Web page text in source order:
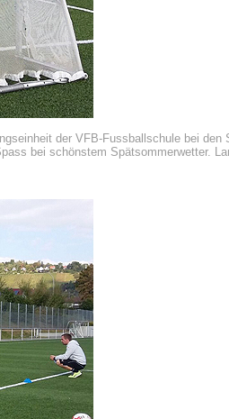
der VFB-Fussballschule bei den
bei schönstem Spätsommerwetter.